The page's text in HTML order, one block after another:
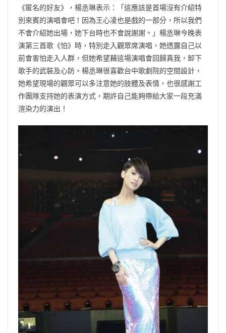
《匿名的好友》，楊丞琳表示：「這應該是首場沒有介紹特
別來賓的演唱會吧！因為王心凌也是戲的一部分，所以我們
不會介紹她出場，她下台時也不會說謝謝。」楊丞琳今晚表
演第三首歌《怕》時，特別走入觀眾席演唱，她透露自己以
前會害怕走入人群，但她希望藉這場演唱會回歸真我，卸下
歌手的武裝及心防。楊丞琳很喜歡台中歌劇院的空間設計，
她希望現場的觀眾可以多注意她的肢體及表情，也很感謝工
作團隊支持她的表演方式，期許自己能夠帶給大家一段充滿
渲染力的演出！